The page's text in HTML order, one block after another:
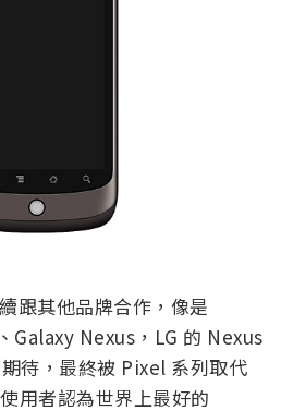
跟其他品牌合作，像是
Galaxy Nexus，LG 的 Nexus
待，最終被 Pixel 系列取代
用者認為世界上最好的